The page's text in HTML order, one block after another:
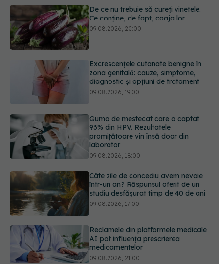
De ce nu trebuie să cureți vinetele.
Ce conține, de fapt, coaja lor
09.08.2026, 20:00
Excrescențele cutanate benigne în
zona genitală: cauze, simptome,
diagnostic și opțiuni de tratament
09.08.2026, 19:00
Guma de mestecat care a captat
93% din HPV. Rezultatele
promițătoare vin însă doar din
laborator
09.08.2026, 18:00
Câte zile de concediu avem nevoie
într-un an? Răspunsul oferit de un
studiu desfășurat timp de 40 de ani
09.08.2026, 17:00
Reclamele din platformele medicale
AI pot influența prescrierea
medicamentelor
09.08.2026, 21:00